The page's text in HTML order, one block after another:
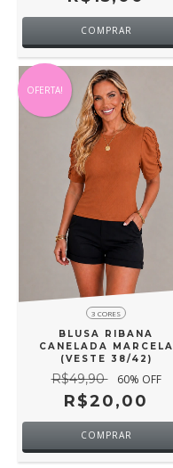
COMPRAR
OFERTA!
3 CORES
BLUSA RIBANA
CANELADA MARCELA
(VESTE 38/42)
R$49,90 60% OFF
R$20,00
COMPRAR